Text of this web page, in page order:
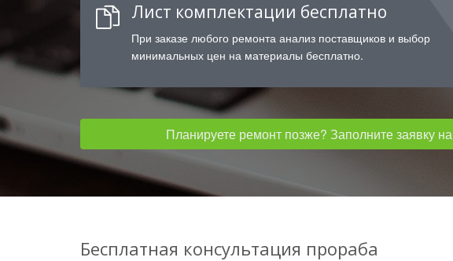
Лист комплектации бесплатно
При заказе любого ремонта анализ поставщиков и выбор
минимальных цен на материалы бесплатно.
Планируете ремонт позже? Заполните заявку
Бесплатная консультация прораба